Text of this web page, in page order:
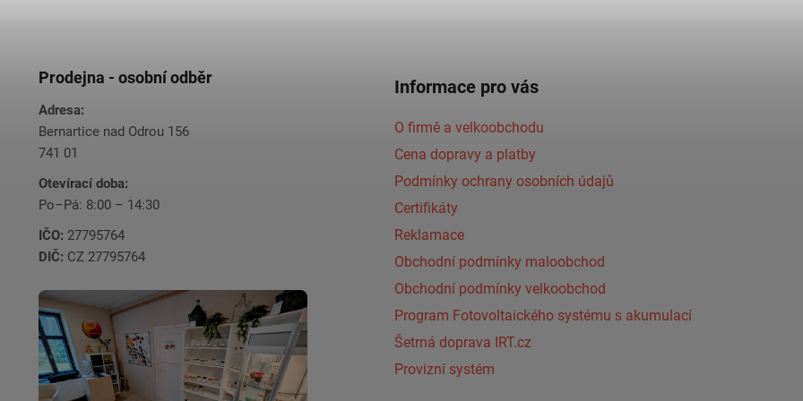
Prodejna - osobní odběr
Adresa:
Bernartice nad Odrou 156
741 01
Otevírací doba:
Po–Pá: 8:00 – 14:30
IČO: 27795764
DIČ: CZ 27795764
Informace pro vás
O firmě a velkoobchodu
Cena dopravy a platby
Podmínky ochrany osobních údajů
Certifikáty
Reklamace
Obchodní podmínky maloobchod
Obchodní podmínky velkoobchod
Program Fotovoltaického systému s akumulací
Šetrná doprava IRT.cz
Provizní systém